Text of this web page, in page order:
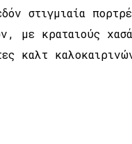
στιγμιαία
με κραταιούς
καλτ